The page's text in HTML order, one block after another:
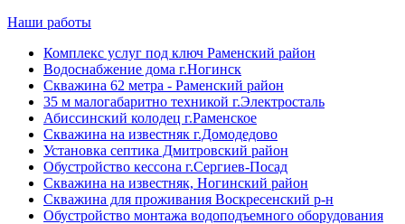
Наши работы
Комплекс услуг под ключ Раменский район
Водоснабжение дома г.Ногинск
Скважина 62 метра - Раменский район
35 м малогабаритно техникой г.Электросталь
Абиссинский колодец г.Раменское
Скважина на известняк г.Домодедово
Установка септика Дмитровский район
Обустройство кессона г.Сергиев-Посад
Скважина на известняк, Ногинский район
Скважина для проживания Воскресенский р-н
Обустройство монтажа водоподъемного оборудования